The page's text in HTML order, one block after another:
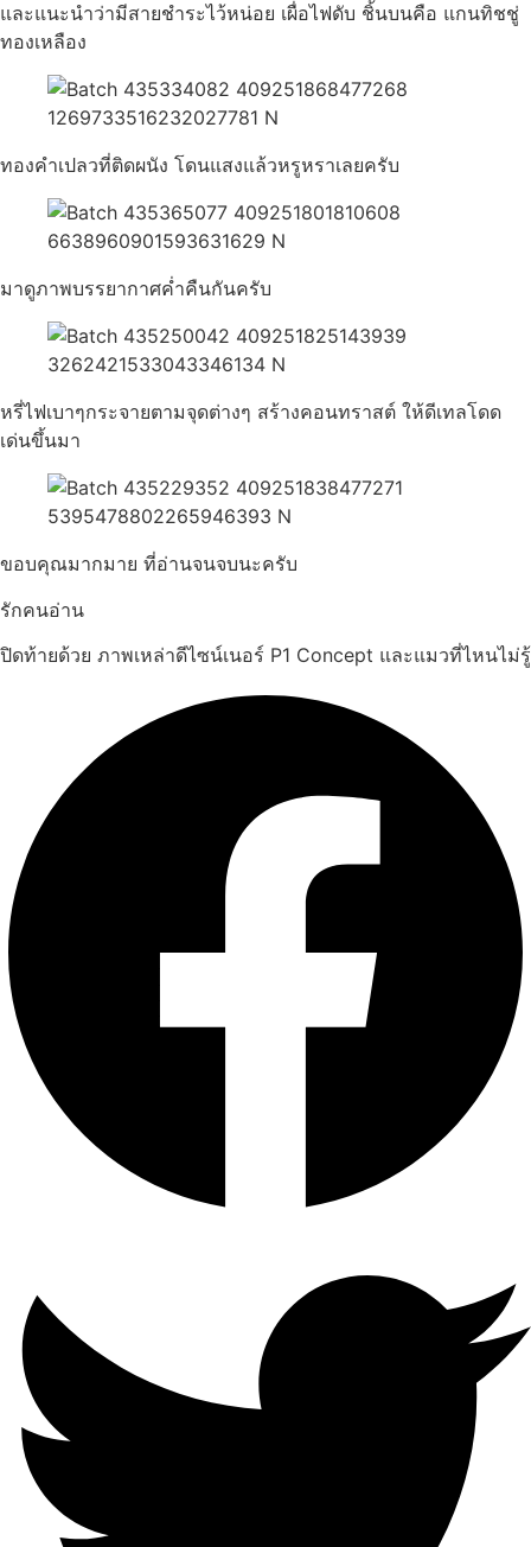
และแนะนำว่ามีสายชำระไว้หน่อย เผื่อไฟดับ ชิ้นบนคือ แกนทิชชู่
ทองเหลือง
ทองคำเปลวที่ติดผนัง โดนแสงแล้วหรูหราเลยครับ
มาดูภาพบรรยากาศค่ำคืนกันครับ
หรี่ไฟเบาๆกระจายตามจุดต่างๆ สร้างคอนทราสต์ ให้ดีเทลโดด
เด่นขึ้นมา
ขอบคุณมากมาย ที่อ่านจนจบนะครับ
รักคนอ่าน
ปิดท้ายด้วย ภาพเหล่าดีไซน์เนอร์ P1 Concept และแมวที่ไหนไม่รู้